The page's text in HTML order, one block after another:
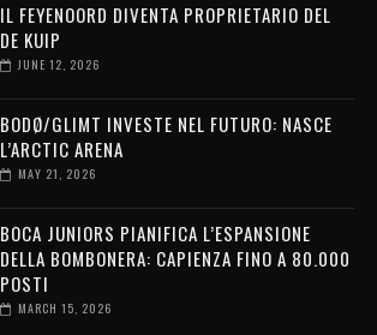
IL FEYENOORD DIVENTA PROPRIETARIO DEL
DE KUIP
JUNE 12, 2026
BODØ/GLIMT INVESTE NEL FUTURO: NASCE
L’ARCTIC ARENA
MAY 21, 2026
BOCA JUNIORS PIANIFICA L’ESPANSIONE
DELLA BOMBONERA: CAPIENZA FINO A 80.000
POSTI
MARCH 15, 2026